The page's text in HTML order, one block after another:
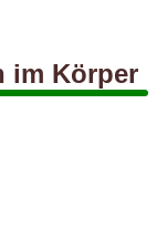
im Körper